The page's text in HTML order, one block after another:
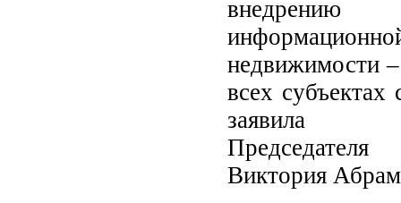
недвижимости
всех
заявила
Председателя
Виктория